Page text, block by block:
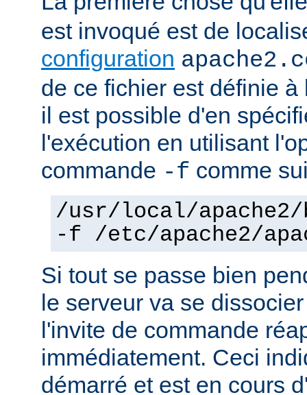
est invoqué est de
configuration
de ce fichier est définie
il est possible d'en
l'exécution en utilisant
commande -f comme
/usr/local/
-f /etc/apache2/
Si tout se passe bien
le serveur va se
l'invite de commande
immédiatement. Ceci
démarré et est en cours